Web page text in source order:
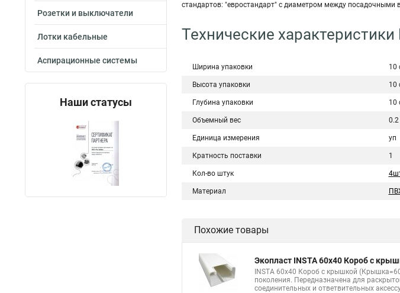
Розетки и выключатели
Лотки кабельные
Аспирационные системы
Наши статусы
стандартов: "евростандарт" с диаметром между
Технические
Ширина упаковки 10
Высота упаковки 10
Глубина упаковки 10
Объемный вес 0.2
Единица измерения уп
Кратность поставки 1
Кол-во штук
Материал
Похожие товары
Экопласт INSTA 60х40 Короб с
INSTA 60х40 Короб с крышкой
поколения. Передназначена для
соединительных и ответвительных